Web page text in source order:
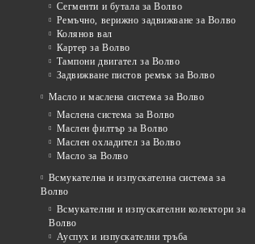
Сегменти и бутала за Волво
Ремъчно, верижно задвижване за Волво
Колянов вал
Картер за Волво
Тампони двигател за Волво
Задвижване пистов ремък за Волво
Масло и маслена система за Волво
Маслена система за Волво
Маслен филтър за Волво
Маслен охладител за Волво
Масло за Волво
Всмукателна и изпускателна система за
Волво
Всмукателни и изпускателни колектори за
Волво
Ауспух и изпускателни тръба